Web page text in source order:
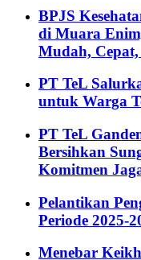
BPJS
di Muara
Mudah,
PT TeL
untuk Warga
PT TeL
Bersihkan
Komitmen
Pelantikan
Periode 2025-
Menebar